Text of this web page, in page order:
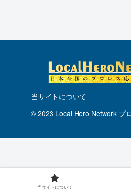
当サイトについて
© 2023 Local Hero Network プ
当サイトについて